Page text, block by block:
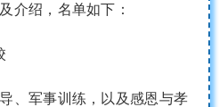
介绍，名单如下：
、军事训练，以及感恩与孝